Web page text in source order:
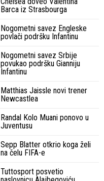
Barca iz Strasbourga
Nogometni savez Engleske
povlači podršku Infantinu
Nogometni savez Srbije
povukao podršku Gianniju
Infantinu
Matthias Jaissle novi trener
Newcastlea
Randal Kolo Muani ponovo u
Juventusu
Sepp Blatter otkrio koga želi
na čelu FIFA-e
Tuttosport posvetio